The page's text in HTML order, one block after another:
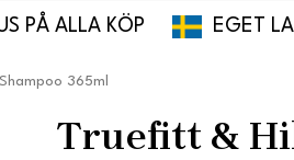
PÅ ALLA KÖP EGET
365ml
Truefitt &